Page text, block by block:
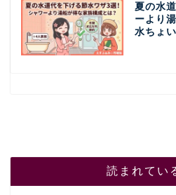
夏の水
ーより
水ちょ
読まれてい